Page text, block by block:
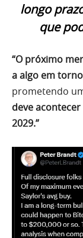
longo
que
“O próximo
a algo em torno
prometendo
deve
2029.”